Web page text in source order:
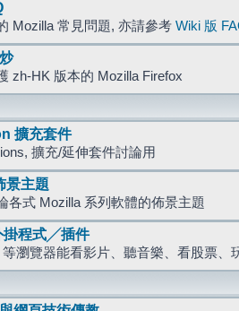
Mozilla 常見問題, 亦請參考 Wiki 版
zh-HK 版本的 Mozilla Firefox
擴充套件
擴充/延伸套件討論用
景主題
各式 Mozilla 系列軟體的佈景主題
掛程式╱插件
等瀏覽器能看影片、聽音樂、看股票、